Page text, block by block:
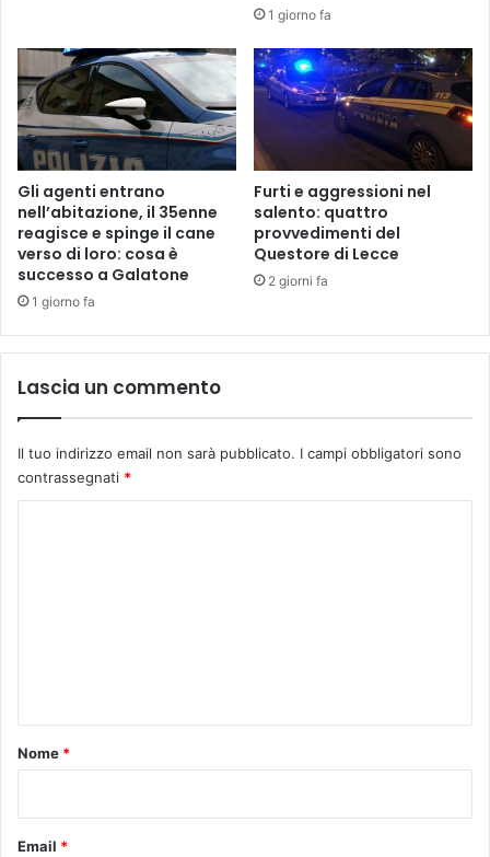
1 giorno fa
Gli agenti entrano
nell’abitazione, il 35enne
reagisce e spinge il cane
verso di loro: cosa è
successo a Galatone
1 giorno fa
Furti e aggressioni nel
salento: quattro
provvedimenti del
Questore di Lecce
2 giorni fa
Lascia un commento
Il tuo indirizzo email non sarà pubblicato. I campi obbligatori sono
contrassegnati *
o
Nome *
Email *